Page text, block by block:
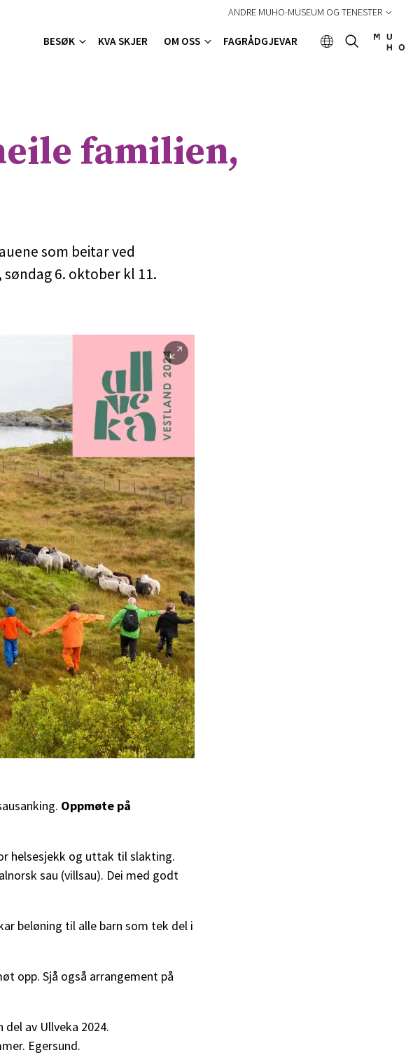
BESØK KVA SKJER OM OSS FAGRÅDGJEVAR
ANDRE MUHO-MUSEUM OG TENESTER
familien,
som beitar ved
6. oktober kl 11.
Oppmøte på
helsesjekk og uttak til slakting.
sau (villsau). Dei med godt
beløning til alle barn som tek del i
opp. Sjå også arrangement på
av Ullveka 2024.
Egersund.